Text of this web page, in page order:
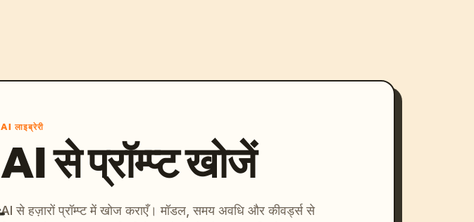
AI लाइब्रेरी
AI से प्रॉम्प्ट खोजें
AI से हज़ारों प्रॉम्प्ट में खोज कराएँ। मॉडल, समय अवधि और कीवर्ड्स से